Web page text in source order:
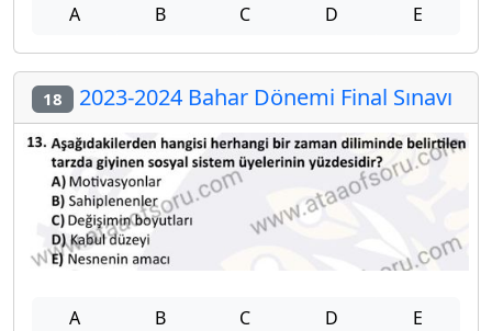
A B C D E
18 2023-2024 Bahar Dönemi Final Sınavı
A B C D E